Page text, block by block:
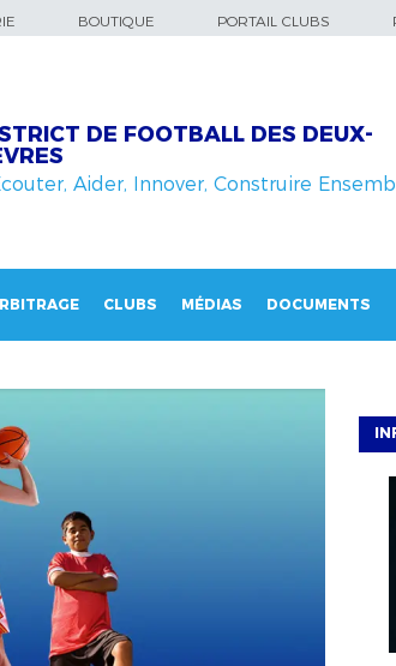
BOUTIQUE PORTAIL CLUBS
DE FOOTBALL DES DEUX-
Aider, Innover, Construire
CLUBS MÉDIAS DOCUMENTS